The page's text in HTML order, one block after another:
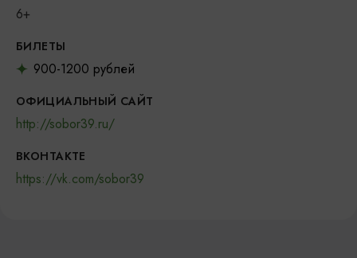
6+
БИЛЕТЫ
900-1200 рублей
ОФИЦИАЛЬНЫЙ САЙТ
http://sobor39.ru/
ВКОНТАКТЕ
https://vk.com/sobor39